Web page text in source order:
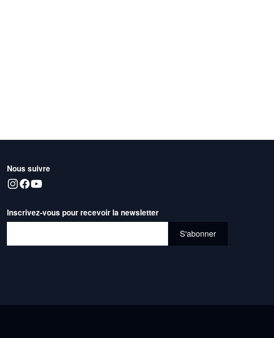
Nous suivre
Inscrivez-vous pour recevoir la newsletter